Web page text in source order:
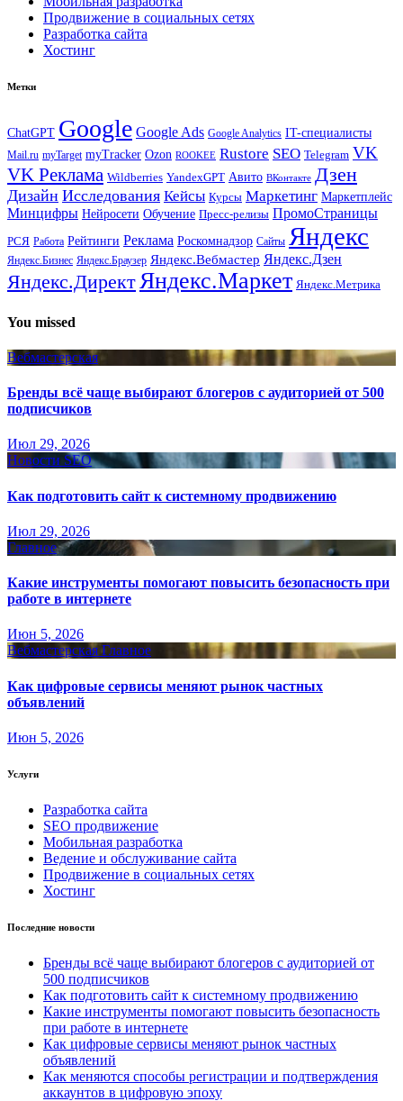
Продвижение в социальных сетях
Разработка сайта
Хостинг
Метки
ChatGPT Google Google Ads Google Analytics IT-специалисты
Mail.ru myTarget myTracker Ozon ROOKEE Rustore SEO Telegram VK
VK Реклама Wildberries YandexGPT Авито ВКонтакте Дзен
Дизайн Исследования Кейсы Курсы Маркетинг Маркетплейс
Минцифры Нейросети Обучение Пресс-релизы ПромоСтраницы
РСЯ Работа Рейтинги Реклама Роскомнадзор Сайты Яндекс
Яндекс.Бизнес Яндекс.Браузер Яндекс.Вебмастер Яндекс.Дзен
Яндекс.ДиректЯндекс.Маркет Яндекс.Метрика
You missed
Вебмастерская
Бренды всё чаще выбирают блогеров с аудиторией от 500
подписчиков
Июл 29, 2026
Новости SEO
Как подготовить сайт к системному продвижению
Июл 29, 2026
Главное
Какие инструменты помогают повысить безопасность при
работе в интернете
Июн 5, 2026
Вебмастерская Главное
Как цифровые сервисы меняют рынок частных
объявлений
Июн 5, 2026
Услуги
Разработка сайта
SEO продвижение
Мобильная разработка
Ведение и обслуживание сайта
Продвижение в социальных сетях
Хостинг
Последние новости
Бренды всё чаще выбирают блогеров с аудиторией от
500 подписчиков
Как подготовить сайт к системному продвижению
Какие инструменты помогают повысить безопасность
при работе в интернете
Как цифровые сервисы меняют рынок частных
объявлений
Как меняются способы регистрации и подтверждения
аккаунтов в цифровую эпоху